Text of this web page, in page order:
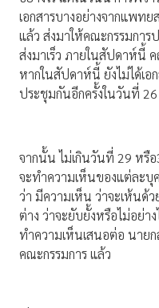
เอกสารบางอย่างจากแพท
แล้ว ส่งมาให้คณะกรรมกา
ส่งมาเร็ว ภายในสัปดาห์นี้
หากในสัปดาห์นี้ ยังไม่ได้เอ
ประชุมกันอีกครั้งในวันที่
จากนั้น ไม่เกินวันที่ 29 หรื
จะทำความเห็นของแต่ละบุ
ว่า มีความเห็น ว่าจะเห้นด้
ต่าง ว่าจะยับยั้งหรือไม่อย่า
ทำความเห็นเสนอต่อ นาย
คณะกรรมการ แล้ว